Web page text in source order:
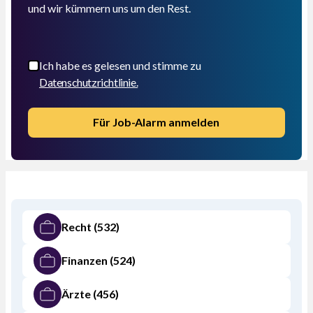
und wir kümmern uns um den Rest.
Ich habe es gelesen und stimme zu
Datenschutzrichtlinie.
Für Job-Alarm anmelden
Recht (532)
Finanzen (524)
Ärzte (456)